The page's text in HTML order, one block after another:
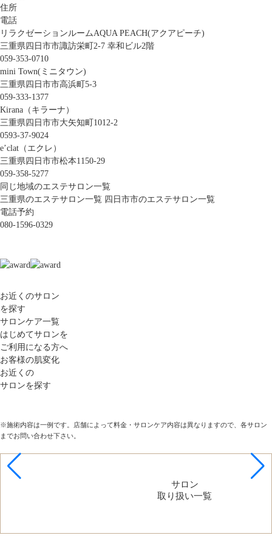
住所
電話
リラクゼーションルームAQUA PEACH(アクアピーチ)
三重県四日市市諏訪栄町2-7 幸和ビル2階
059-353-0710
mini Town(ミニタウン)
三重県四日市市高浜町5-3
059-333-1377
Kirana（キラーナ）
三重県四日市市大矢知町1012-2
0593-37-9024
e’clat（エクレ）
三重県四日市市松本1150-29
059-358-5277
同じ地域のエステサロン一覧
三重県のエステサロン一覧 四日市市のエステサロン一覧
電話予約
080-1596-0329
お近くのサロン
を探す
サロンケア一覧
はじめてサロンを
ご利用になる方へ
お客様の肌変化
お近くの
サロンを探す
※施術内容は一例です。店舗によって料金・サロンケア内容は異なりますので、各サロン
までお問い合わせ下さい。
サロン
取り扱い一覧